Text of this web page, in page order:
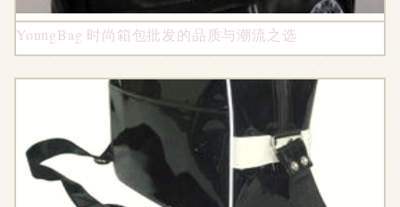
YoungBag 时尚箱包批发的品质与潮流之选